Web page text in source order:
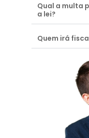
Qual a multa
a lei?
Quem irá